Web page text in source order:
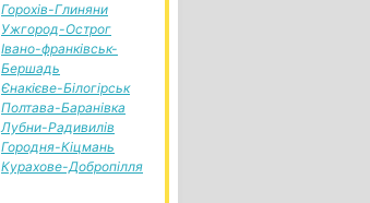
Горохів-Глиняни
Ужгород-Острог
Івано-франківськ-
Бершадь
Єнакієве-Білогірськ
Полтава-Баранівка
Лубни-Радивилів
Городня-Кіцмань
Курахове-Добропілля